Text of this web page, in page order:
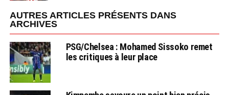
AUTRES ARTICLES PRÉSENTS DANS
ARCHIVES
PSG/Chelsea : Mohamed Sissoko remet
les critiques à leur place